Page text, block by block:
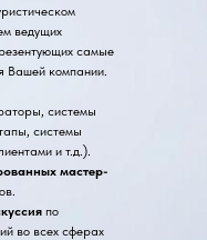
ведущих
самые
Вашей компании.
системы
системы
и т.д.).
мастер-
по
во всех сферах